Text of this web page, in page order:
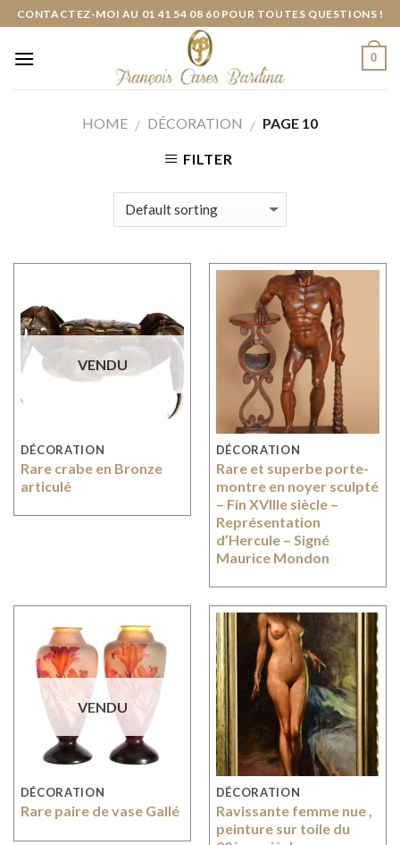
Skip
content
CONTACTEZ-MOI AU 01 41 54 08 60 POUR TOUTES QUESTIONS !
0
HOME / DÉCORATION / PAGE 10
FILTER
VENDU
DÉCORATION
Rare crabe en Bronze
articulé
DÉCORATION
Rare et superbe porte-
montre en noyer sculpté
– Fin XVIIIe siècle –
Représentation
d’Hercule – Signé
Maurice Mondon
VENDU
DÉCORATION
Rare paire de vase Gallé
DÉCORATION
Ravissante femme nue ,
peinture sur toile du